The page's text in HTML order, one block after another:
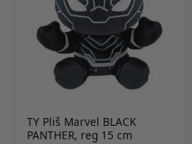
TY Pliš Marvel BLACK
PANTHER, reg 15 cm